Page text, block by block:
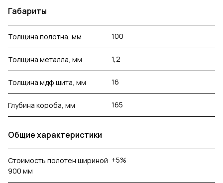
Габариты
Толщина полотна, мм 100
Толщина металла, мм 1,2
Толщина мдф щита, мм 16
Глубина короба, мм 165
Общие характеристики
Стоимость полотен шириной
900 мм
+5%